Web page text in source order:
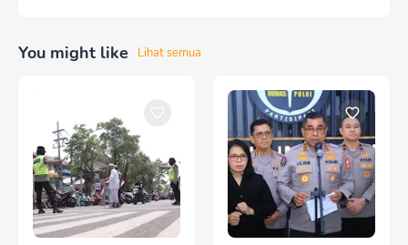
You might like Lihat semua